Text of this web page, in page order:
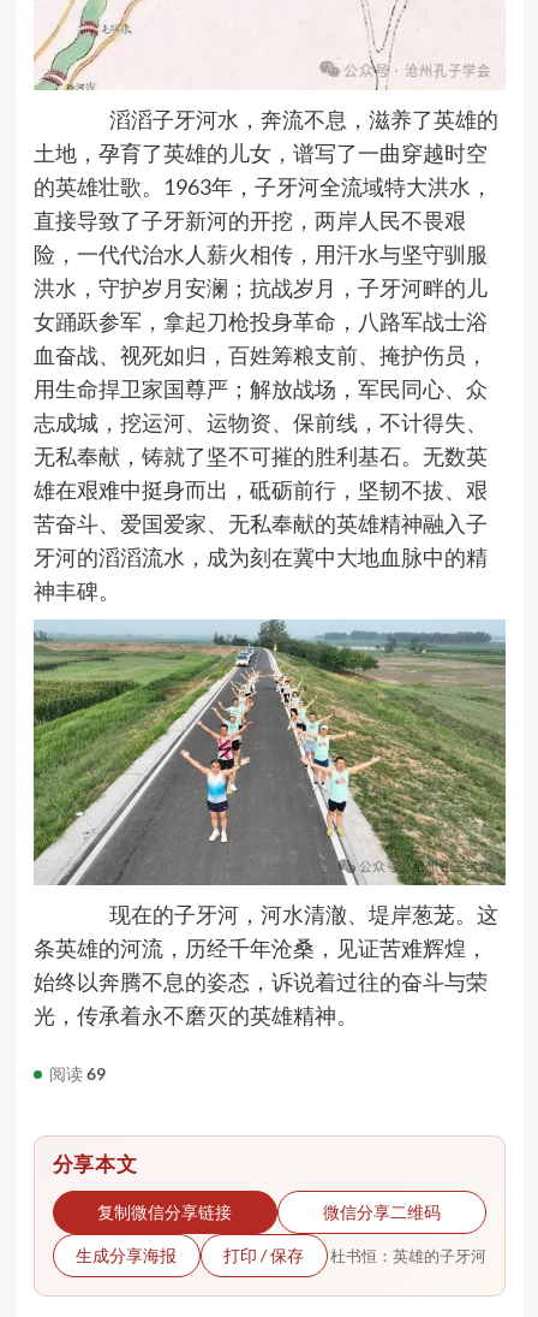
滔滔子牙河水，奔流不息，滋养了英雄的
土地，孕育了英雄的儿女，谱写了一曲穿越时空
的英雄壮歌。1963年，子牙河全流域特大洪水，
直接导致了子牙新河的开挖，两岸人民不畏艰
险，一代代治水人薪火相传，用汗水与坚守驯服
洪水，守护岁月安澜；抗战岁月，子牙河畔的儿
女踊跃参军，拿起刀枪投身革命，八路军战士浴
血奋战、视死如归，百姓筹粮支前、掩护伤员，
用生命捍卫家国尊严；解放战场，军民同心、众
志成城，挖运河、运物资、保前线，不计得失、
无私奉献，铸就了坚不可摧的胜利基石。 无数英
雄在艰难中挺身而出，砥砺前行，坚韧不拔、艰
苦奋斗、爱国爱家、无私奉献的英雄精神融入子
牙河的滔滔流水，成为刻在冀中大地血脉中的精
神丰碑。
现在的子牙河，河水清澈、堤岸葱茏。这
条英雄的河流，历经千年沧桑，见证苦难辉煌，
始终以奔腾不息的姿态，诉说着过往的奋斗与荣
光，传承着永不磨灭的英雄精神。
阅读69
分享本文
复制微信分享链接 微信分享二维码
生成分享海报 打印 / 保存 杜书恒：英雄的子牙河